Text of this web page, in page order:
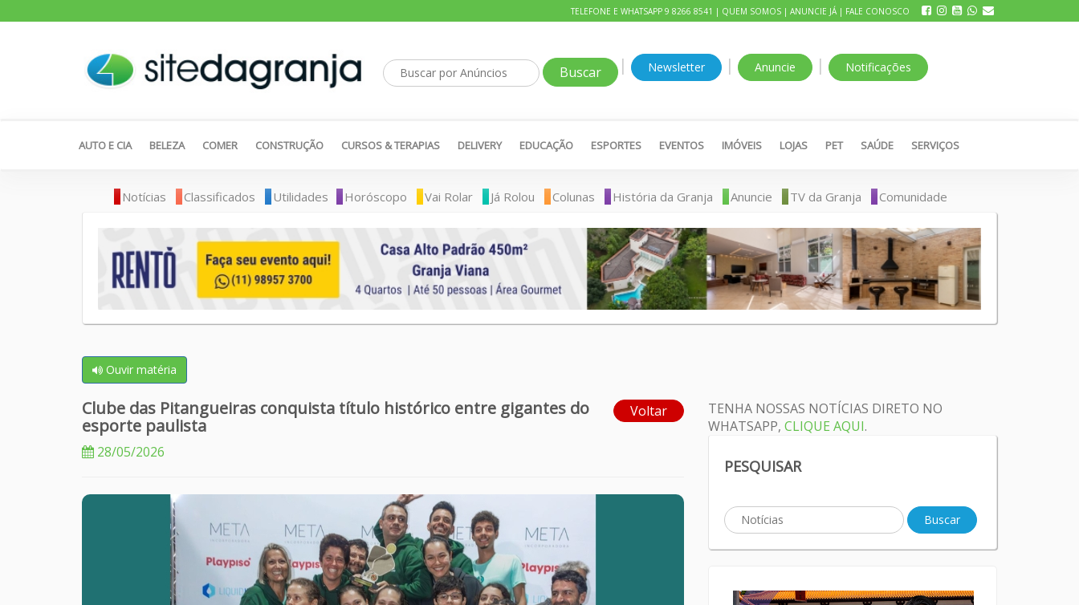
TELEFONE E WHATSAPP 9 8266 8541 | QUEM SOMOS | ANUNCIE JÁ| FALE CONOSCO
| Newsletter | Anuncie | Notificações
AUTO E CIA BELEZA COMER CONSTRUÇÃO CURSOS & TERAPIAS DELIVERY EDUCAÇÃO ESPORTES EVENTOS IMÓVEIS LOJAS PET SAÚDE SERVIÇOS
Notícias Classificados Utilidades Horóscopo Vai Rolar Já Rolou Colunas História da Granja Anuncie TV da Granja Comunidade
Ouvir matéria
Voltar
Clube das Pitangueiras conquista título histórico entre gigantes do
esporte paulista
28/05/2026
TENHA NOSSAS NOTÍCIAS DIRETO NO
WHATSAPP, CLIQUE AQUI.
PESQUISAR